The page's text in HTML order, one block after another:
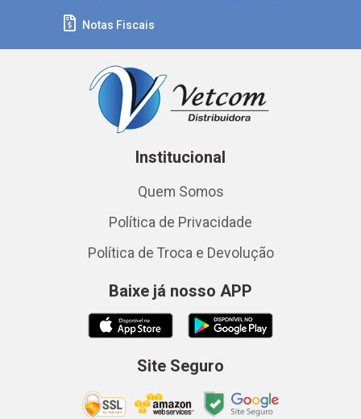
Notas Fiscais
Institucional
Quem Somos
Política de Privacidade
Política de Troca e Devolução
Baixe já nosso APP
Site Seguro